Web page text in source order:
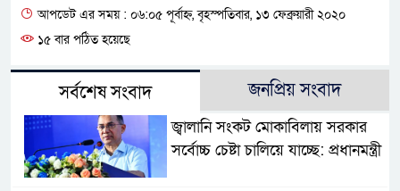
আপডেট এর সময় : ০৬:০৫ পূর্বাহ্ন, বৃহস্পতিবার, ১৩ ফেব্রুয়ারী ২০২০
১৫ বার পঠিত হয়েছে
সর্বশেষ সংবাদ জনপ্রিয় সংবাদ
জ্বালানি সংকট মোকাবিলায় সরকার
সর্বোচ্চ চেষ্টা চালিয়ে যাচ্ছে: প্রধানমন্ত্রী